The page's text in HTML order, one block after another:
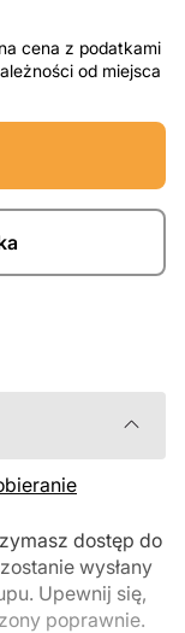
cena z podatkami
od miejsca
dostęp do
wysłany
Upewnij się,
poprawnie.